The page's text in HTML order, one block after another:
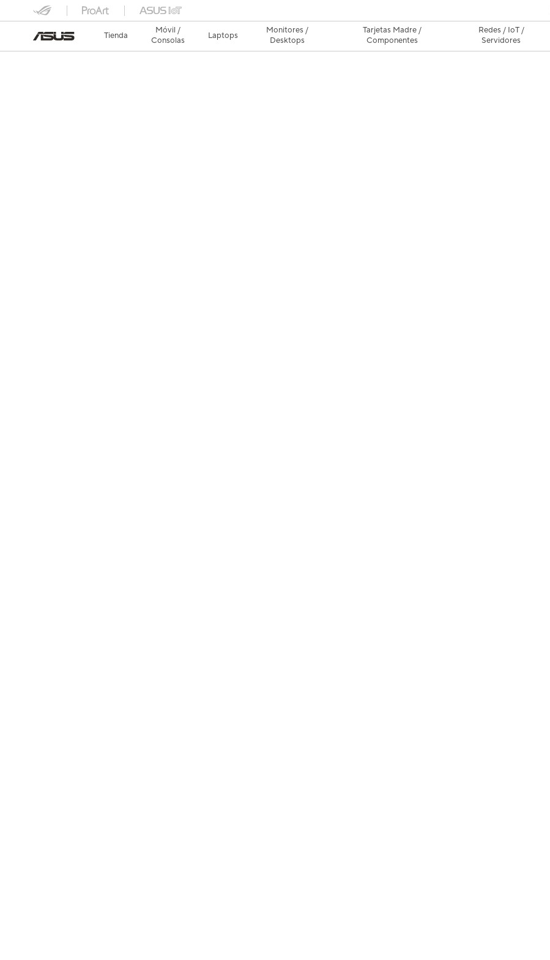
Tienda
Móvil /
Consolas
Laptops
Monitores /
Desktops
Tarjetas Madre /
Componentes
Redes / IoT /
Servidores